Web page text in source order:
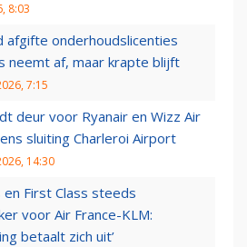
8:03
afgifte onderhoudslicenties
neemt af, maar krapte blijft
7:15
deur voor Ryanair en Wizz Air
sluiting Charleroi Airport
14:30
en First Class steeds
voor Air France-KLM:
betaalt zich uit’